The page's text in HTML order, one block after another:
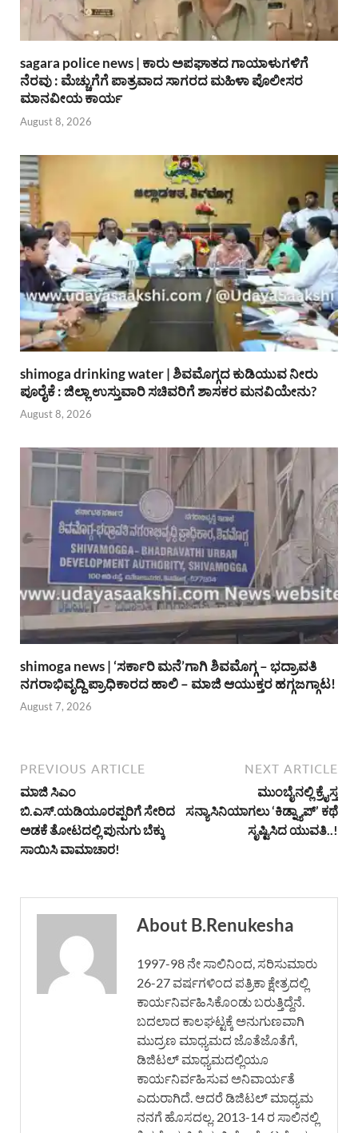
sagara police news | ಕಾರು ಅಪಘಾತದ ಗಾಯಾಳುಗಳಿಗೆ
ನೆರವು : ಮೆಚ್ಚುಗೆಗೆ ಪಾತ್ರವಾದ ಸಾಗರದ ಮಹಿಳಾ ಪೊಲೀಸರ
ಮಾನವೀಯ ಕಾರ್ಯ
August 8, 2026
shimoga drinking water | ಶಿವಮೊಗ್ಗದ ಕುಡಿಯುವ ನೀರು
ಪೂರೈಕೆ : ಜಿಲ್ಲಾ ಉಸ್ತುವಾರಿ ಸಚಿವರಿಗೆ ಶಾಸಕರ ಮನವಿಯೇನು?
August 8, 2026
shimoga news | ‘ಸರ್ಕಾರಿ ಮನೆ’ಗಾಗಿ ಶಿವಮೊಗ್ಗ – ಭದ್ರಾವತಿ
ನಗರಾಭಿವೃದ್ದಿ ಪ್ರಾಧಿಕಾರದ ಹಾಲಿ – ಮಾಜಿ ಆಯುಕ್ತರ ಹಗ್ಗಜಗ್ಗಾಟ!
August 7, 2026
PREVIOUS ARTICLE
ಮಾಜಿ ಸಿಎಂ
ಬಿ.ಎಸ್.ಯಡಿಯೂರಪ್ಪರಿಗೆ ಸೇರಿದ
ಅಡಕೆ ತೋಟದಲ್ಲಿ ಪುನುಗು ಬೆಕ್ಕು
ಸಾಯಿಸಿ ವಾಮಾಚಾರ!
NEXT ARTICLE
ಮುಂಬೈನಲ್ಲಿ ಕ್ರೈಸ್ತ
ಸನ್ಯಾಸಿನಿಯಾಗಲು ‘ಕಿಡ್ನ್ಯಾಪ್’ ಕಥೆ
ಸೃಷ್ಟಿಸಿದ ಯುವತಿ..!
About B.Renukesha
1997-98 ನೇ ಸಾಲಿನಿಂದ, ಸರಿಸುಮಾರು
26-27 ವರ್ಷಗಳಿಂದ ಪತ್ರಿಕಾ ಕ್ಷೇತ್ರದಲ್ಲಿ
ಕಾರ್ಯನಿರ್ವಹಿಸಿಕೊಂಡು ಬರುತ್ತಿದ್ದೆನೆ.
ಬದಲಾದ ಕಾಲಘಟ್ಟಕ್ಕೆ ಅನುಗುಣವಾಗಿ
ಮುದ್ರಣ ಮಾಧ್ಯಮದ ಜೊತೆಜೊತೆಗೆ,
ಡಿಜಿಟಲ್ ಮಾಧ್ಯಮದಲ್ಲಿಯೂ
ಕಾರ್ಯನಿರ್ವಹಿಸುವ ಅನಿವಾರ್ಯತೆ
ಎದುರಾಗಿದೆ. ಆದರೆ ಡಿಜಿಟಲ್ ಮಾಧ್ಯಮ
ನನಗೆ ಹೊಸದಲ್ಲ. 2013-14 ರ ಸಾಲಿನಲ್ಲಿ